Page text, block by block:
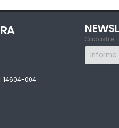
14604-004